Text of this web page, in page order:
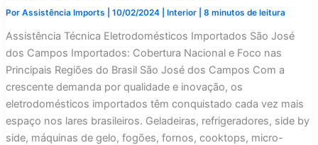
Por Assistência Imports 10/02/2024 Interior| 8 minutos de leitura
Assistência Técnica Eletrodomésticos Importados São José
dos Campos Importados: Cobertura Nacional e Foco nas
Principais Regiões do Brasil São José dos Campos Com a
crescente demanda por qualidade e inovação, os
eletrodomésticos importados têm conquistado cada vez mais
espaço nos lares brasileiros. Geladeiras, refrigeradores, side by
side, máquinas de gelo, fogões, fornos, cooktops, micro-